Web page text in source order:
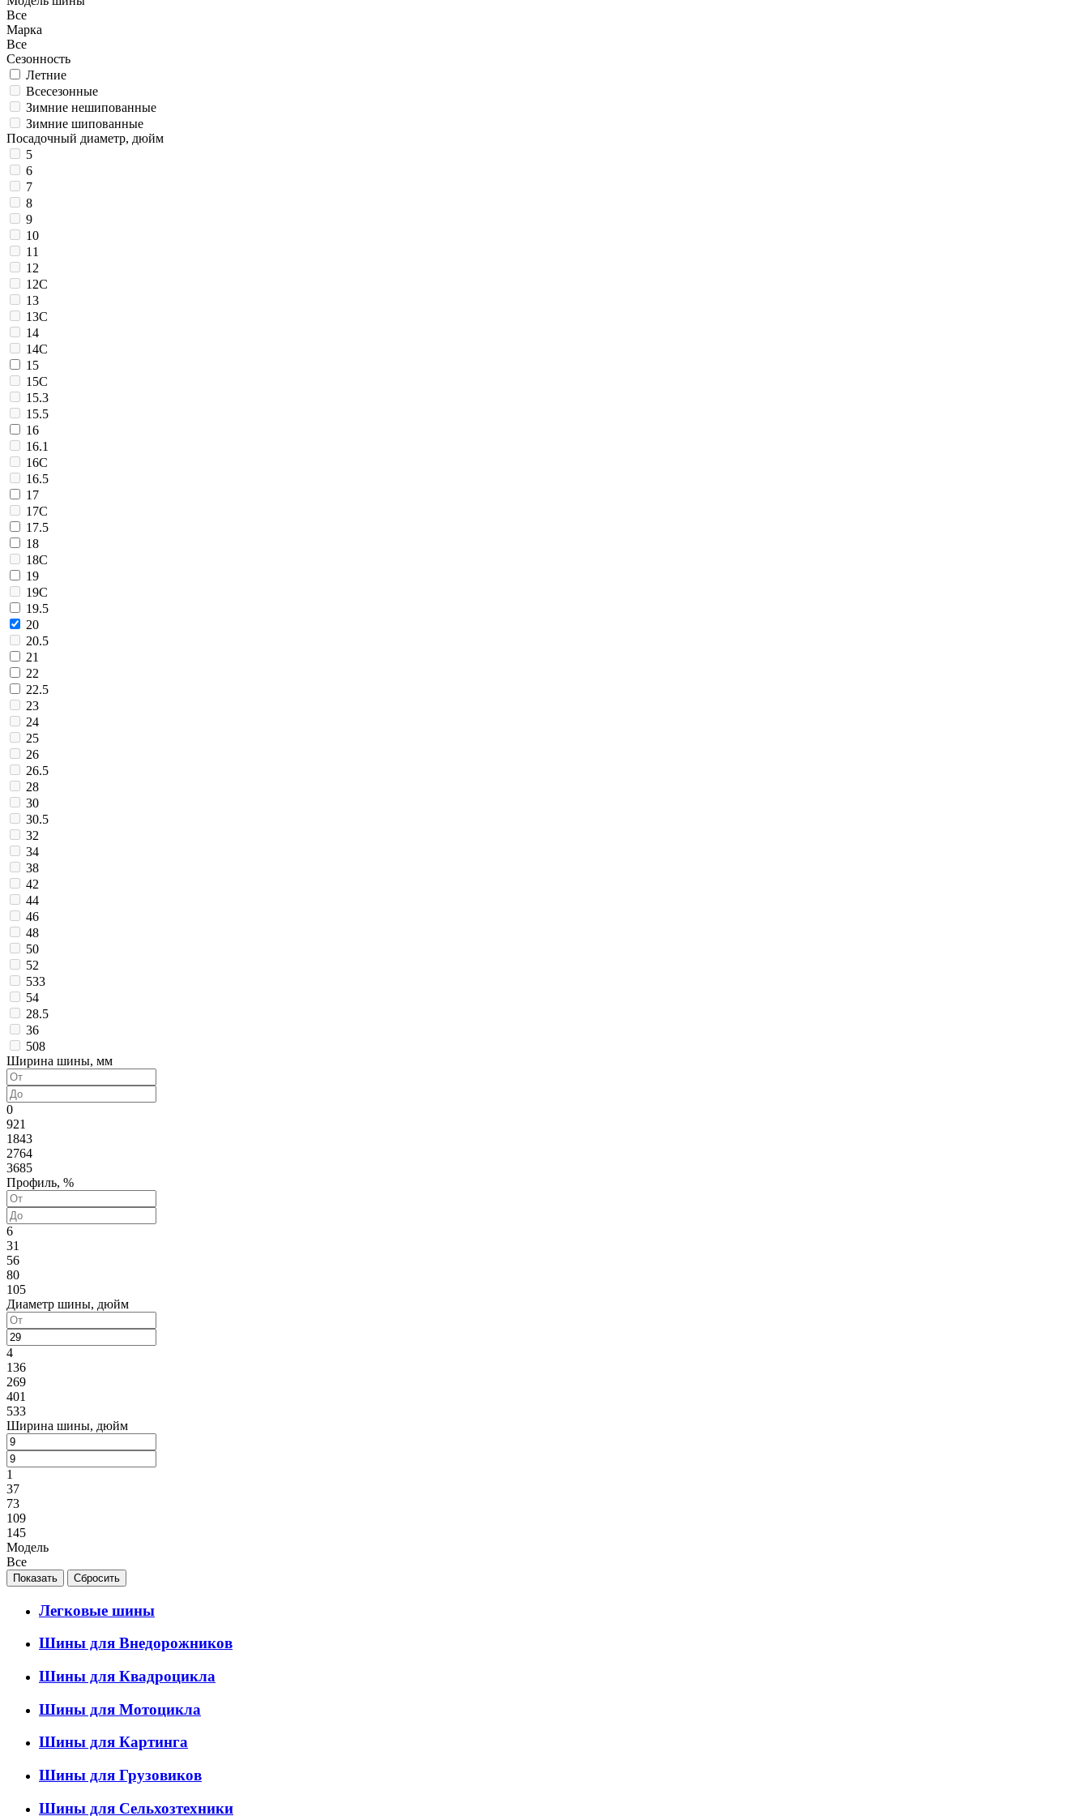
Все
Марка
Все
Сезонность
Летние
Всесезонные
Зимние нешипованные
Зимние шипованные
Посадочный диаметр, дюйм
5
6
7
8
9
10
11
12
12C
13
13C
14
14C
15
15C
15.3
15.5
16
16.1
16C
16.5
17
17C
17.5
18
18C
19
19C
19.5
20
20.5
21
22
22.5
23
24
25
26
26.5
28
30
30.5
32
34
38
42
44
46
48
50
52
533
54
28.5
36
508
Ширина шины, мм
0
921
1843
2764
3685
Профиль, %
6
31
56
80
105
Диаметр шины, дюйм
4
136
269
401
533
Ширина шины, дюйм
1
37
73
109
145
Модель
Все
Легковые шины
Шины для Внедорожников
Шины для Квадроцикла
Шины для Мотоцикла
Шины для Картинга
Шины для Грузовиков
Шины для Сельхозтехники